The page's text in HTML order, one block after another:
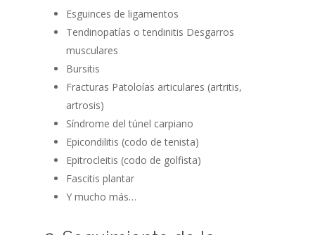
Esguinces de ligamentos
Tendinopatías o tendinitis Desgarros
musculares
Bursitis
Fracturas Patoloías articulares (artritis,
artrosis)
Síndrome del túnel carpiano
Epicondilitis (codo de tenista)
Epitrocleitis (codo de golfista)
Fascitis plantar
Y mucho más…